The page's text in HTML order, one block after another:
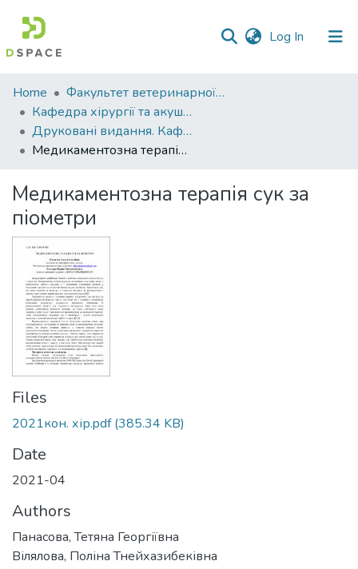
Log In (current)
Communities
&
Collections
All of DSpace
Statistics
Home
Факультет ветеринарної медицини
Кафедра хірургії та акушерства
Друковані видання. Кафедра хірургії та акушерства
Медикаментозна терапія сук за піометри
Медикаментозна терапія сук за
піометри
Files
2021кон. хір.pdf(385.34 KB)
Date
2021-04
Authors
Панасова, Тетяна Георгіївна
Вілялова, Поліна Тнейхазибеківна